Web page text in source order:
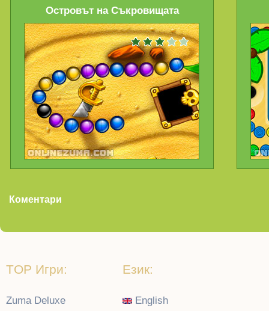
Островът на Съкровищата
Коментари
TOP Игри:
Zuma Deluxe
Език:
English